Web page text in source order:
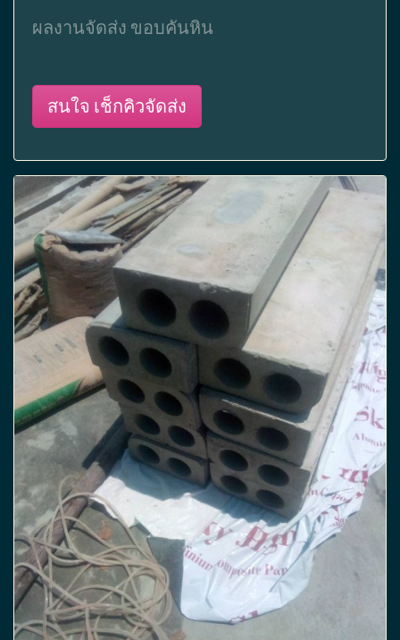
ผลงานจัดส่ง ขอบคันหิน
สนใจ เช็กคิวจัดส่ง